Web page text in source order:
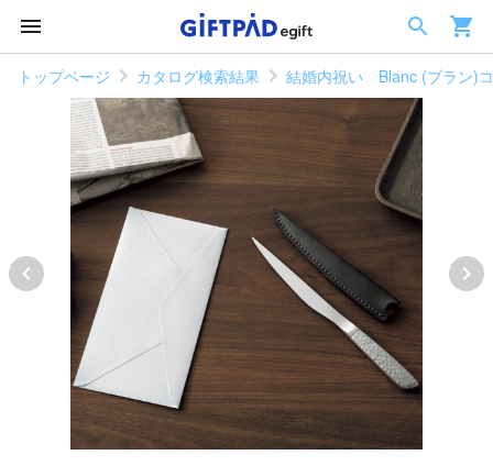
トップページ カタログ検索結果 結婚内祝い Blanc (ブラン)